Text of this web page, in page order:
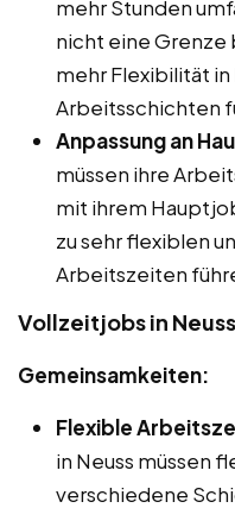
mehr Stunden
nicht eine Grenze
mehr Flexibilität
Arbeitsschichten
Anpassung an
müssen ihre
mit ihrem
zu sehr flexiblen
Arbeitszeiten
Vollzeitjobs in Neuss
Gemeinsamkeiten:
Flexible
in Neuss müssen
verschiedene